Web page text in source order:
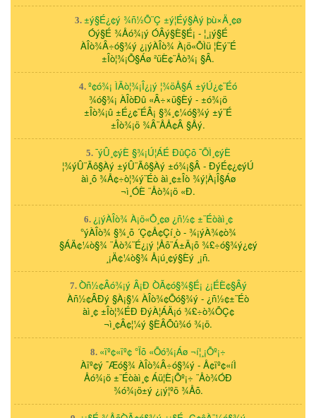
3. ±ý§É¿¢ý ¾ñ½Õ¨Ç ±ý¦Éý§Àý þù×Ä¸¢ø
Óý§É ¾Åó¾¡ý ÓÂý§È§É¡ - ¦¸¡ý§É
ÀÎò¾Â÷ó§¾ý ¿¡ýÀÎò¾ À¡ö«ÕÌü ¦Èý¨É
±Îò¦¾¡Õ§Áø ²üÈ¢¨Åò¾¡ §Â.
4. º¢ó¾¡ ÌÄò¦¾¡Î¿¡ý ¦¾öÅ§Á ±ýÚ¿¢¨Éó
¾ó§¾¡ ÀÎòÐû «Â÷×ü§Èý - ±ó¾¡ö
±Îò¾¡û ±É¿¢¨ÉÂ¡ §¾¸¢¼ó§¾ý ±ý¨É
±Îò¾¡ö ¾Â¨ÅÅ¢Â §Åý.
5. ¯ýÛ¸¢ýÈ §¾¡Ú¦ÁÉ ÐûÇõ ¯ÕÌ¸¢ýÈ
¦¾ýÛ¨Ãô§Àý ±ýÛ¨Ãô§Àý ±ó¾¡§Â - ÐýÉ¢¿¢ýÚ
àì¸õ ¾Å¢÷ò¦¾ý¨Éò àì¸¢±Îò ¾ý¦À¡Î§Áø
¬ì¸ÓÈ ¨Åò¾¡ö «Ð.
6. ¿¡ýÀÎò¾ À¡ö«Õ¸¢ø ¿ñ½¢ ±¨Éòàì¸¢
°ýÀÎò¾ §¾¸õ ´Ç¢Å¢Çí¸ò - ¾¡ýÀ¾¢ò¾
§ÁÄ¢¼ò§¾ ¨Åò¾¨É¿¡ý ¦Åõ¨Á±Ä¡õ ¾£÷ó§¾ý¿¢ý
¸¡Ä¢¼ò§¾ Å¡ú¸¢ý§Èý ¸¡ñ.
7. Òñ½¢Âó¾¡ý Â¡Ð ÒÃ¢ó§¾§É¡ ¿¡ÉÈ¢§Âý
Àñ½¢ÂÐý §À¡§¼ ÀÎò¾¢Õó§¾ý - ¿ñ½¢±¨Éò
àì¸¢ ±Îò¦¾ÉÐ ÐýÀ¦ÁÄ¡ó ¾£÷ò¾ÕÇ¢
¬ì¸¢Â¢¦¼ý §ÈÂÕû¾ó ¾¡ö.
8. «ïº¢«ïº¢ °Ïõ «Õó¾¡Áø ¬í¦¸¡Õº¡÷
Àïº¢ý ¯Æó§¾ ÀÎò¾Â÷ó§¾ý - Å¢ïº¢«íÌ
Åó¾¡ö ±¨Éòàì¸¢ Áü¦È¡Õº¡÷ ¨Åò¾ÓÐ
¾ó¾¡ö±ý ¿¡ý¦ºö ¾Åõ.